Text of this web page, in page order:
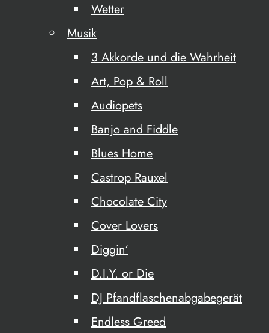
Wetter
Musik
3 Akkorde und die Wahrheit
Art, Pop & Roll
Audiopets
Banjo and Fiddle
Blues Home
Castrop Rauxel
Chocolate City
Cover Lovers
Diggin‘
D.I.Y. or Die
DJ Pfandflaschenabgabegerät
Endless Greed